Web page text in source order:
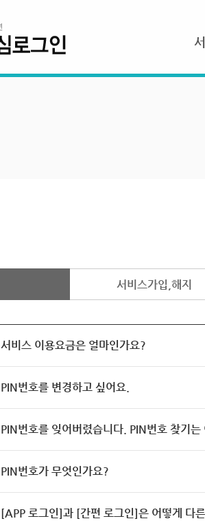
서비스가입,해지
서비스 이용요금은 얼마인가요?
PIN번호를 변경하고 싶어요.
PIN번호를 잊어버렸습니다. PIN번호 찾기는
PIN번호가 무엇인가요?
[APP 로그인]과 [간편 로그인]은 어떻게 다